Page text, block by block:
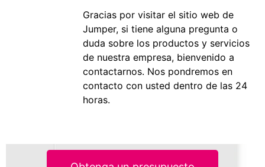
Gracias por visitar el sitio web de
Jumper, si tiene alguna pregunta o
duda sobre los productos y servicios
de nuestra empresa, bienvenido a
contactarnos. Nos pondremos en
contacto con usted dentro de las 24
horas.